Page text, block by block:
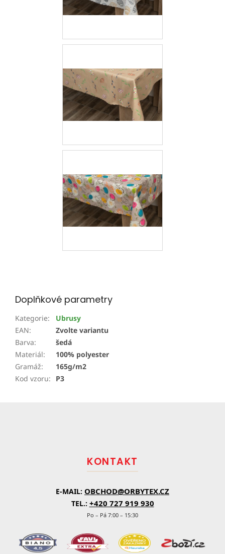
Doplňkové parametry
Kategorie:
Ubrusy
EAN:
Zvolte variantu
Barva:
šedá
Materiál:
100% polyester
Gramáž:
165g/m2
Kod vzoru: P3
KONTAKT
E-MAIL: OBCHOD@ORBYTEX.CZ
TEL.: +420 727 919 930
Po – Pá 7:00 – 15:30